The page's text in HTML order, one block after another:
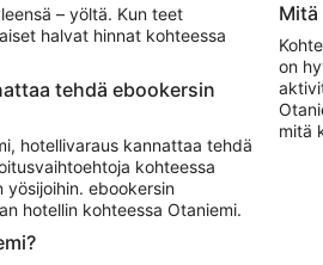
– yöltä. Kun teet
halvat hinnat kohteessa
tehdä ebookersin
hotellivaraus kannattaa tehdä
kohteessa
yösijoihin. ebookersin
hotellin kohteessa Otaniemi.
Mitä
on
mitä